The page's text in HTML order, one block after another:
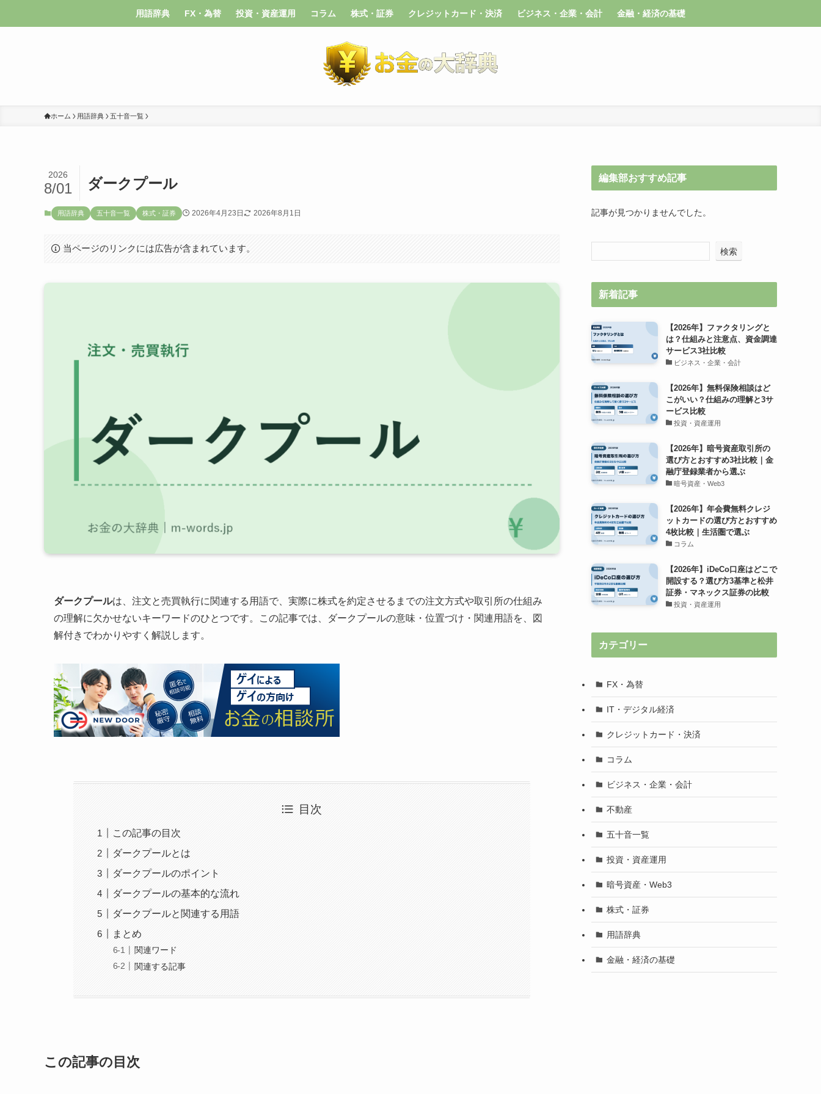
用語辞典 FX・為替 投資・資産運用 コラム 株式・証券 クレジットカード・決済 ビジネス・企業・会計 金融・経済の基礎
ホーム 用語辞典 五十音一覧
ダークプール
2026
8/01
用語辞典 五十音一覧 株式・証券 2026年4月23日 2026年8月1日
当ページのリンクには広告が含まれています。
ダークプールは、注文と売買執行に関連する用語で、実際に株式を約定させるまでの注文方式や取引所の仕組み
の理解に欠かせないキーワードのひとつです。この記事では、ダークプールの意味・位置づけ・関連用語を、図
解付きでわかりやすく解説します。
目次
この記事の目次
ダークプールとは
ダークプールのポイント
ダークプールの基本的な流れ
ダークプールと関連する用語
まとめ
関連ワード
関連する記事
この記事の目次
編集部おすすめ記事
記事が見つかりませんでした。
検索
新着記事
【2026年】ファクタリングと
は？仕組みと注意点、資金調達
サービス3社比較
ビジネス・企業・会計
【2026年】無料保険相談はど
こがいい？仕組みの理解と3サ
ービス比較
投資・資産運用
【2026年】暗号資産取引所の
選び方とおすすめ3社比較｜金
融庁登録業者から選ぶ
暗号資産・Web3
【2026年】年会費無料クレジ
ットカードの選び方とおすすめ
4枚比較｜生活圏で選ぶ
コラム
【2026年】iDeCo口座はどこで
開設する？選び方3基準と松井
証券・マネックス証券の比較
投資・資産運用
カテゴリー
FX・為替
IT・デジタル経済
クレジットカード・決済
コラム
ビジネス・企業・会計
不動産
五十音一覧
投資・資産運用
暗号資産・Web3
株式・証券
用語辞典
金融・経済の基礎